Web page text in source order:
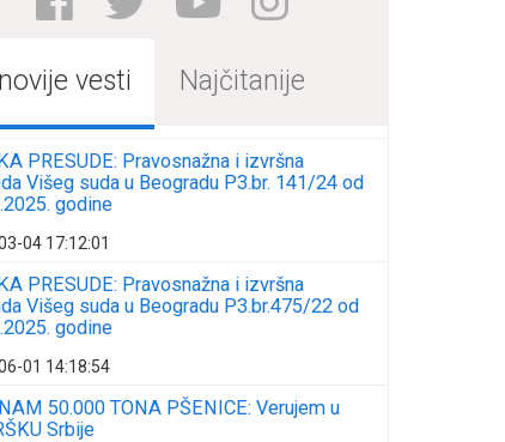
vesti Najčitanije
PRESUDE: Pravosnažna i izvršna
Višeg suda u Beogradu P3.br. 141/24 od
godine
04 17:12:01
PRESUDE: Pravosnažna i izvršna
Višeg suda u Beogradu P3.br.475/22 od
godine
01 14:18:54
50.000 TONA PŠENICE: Verujem u
Srbije